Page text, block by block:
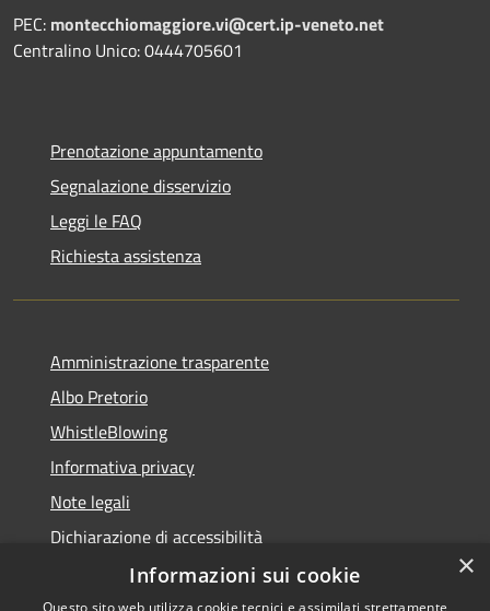
PEC: montecchiomaggiore.vi@cert.ip-veneto.net
Centralino Unico: 0444705601
Prenotazione appuntamento
Segnalazione disservizio
Leggi le FAQ
Richiesta assistenza
Amministrazione trasparente
Albo Pretorio
WhistleBlowing
Informativa privacy
Note legali
Dichiarazione di accessibilità
×
Informazioni sui cookie
Questo sito web utilizza cookie tecnici e assimilati strettamente